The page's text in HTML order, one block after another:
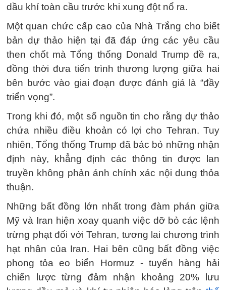
dầu khí toàn cầu trước khi xung đột nổ ra.
Một quan chức cấp cao của Nhà Trắng cho biết
bản dự thảo hiện tại đã đáp ứng các yêu cầu
then chốt mà Tổng thống Donald Trump đề ra,
đồng thời đưa tiến trình thương lượng giữa hai
bên bước vào giai đoạn được đánh giá là “đầy
triển vọng”.
Trong khi đó, một số nguồn tin cho rằng dự thảo
chứa nhiều điều khoản có lợi cho Tehran. Tuy
nhiên, Tổng thống Trump đã bác bỏ những nhận
định này, khẳng định các thông tin được lan
truyền không phản ánh chính xác nội dung thỏa
thuận.
Những bất đồng lớn nhất trong đàm phán giữa
Mỹ và Iran hiện xoay quanh việc dỡ bỏ các lệnh
trừng phạt đối với Tehran, tương lai chương trình
hạt nhân của Iran. Hai bên cũng bất đồng việc
phong tỏa eo biển Hormuz - tuyến hàng hải
chiến lược từng đảm nhận khoảng 20% lưu